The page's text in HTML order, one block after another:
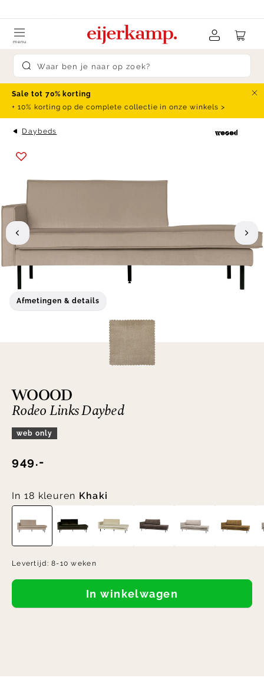
Submit search
menu
Sale tot 70% korting
+ 10% korting op de complete collectie in onze winkels >
Daybeds
Afmetingen & details
WOOOD
Rodeo Links Daybed
web only
949.-
In 18 kleuren Khaki
Levertijd:8-10 weken
In winkelwagen